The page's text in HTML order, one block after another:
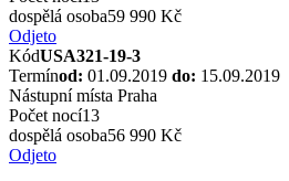
dospělá osoba59 990 Kč
Odjeto
KódUSA321-19-3
Termínod: 01.09.2019 do: 15.09.2019
Nástupní místa Praha
Počet nocí13
dospělá osoba56 990 Kč
Odjeto